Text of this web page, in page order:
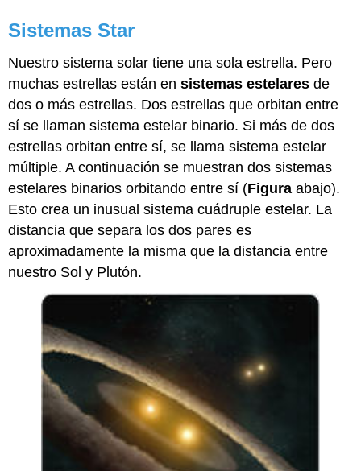
Sistemas Star
Nuestro sistema solar tiene una sola estrella. Pero
muchas estrellas están ensistemas estelares de
dos o más estrellas. Dos estrellas que orbitan entre
sí se llaman sistema estelar binario. Si más de dos
estrellas orbitan entre sí, se llama sistema estelar
múltiple. A continuación se muestran dos sistemas
estelares binarios orbitando entre sí (Figura abajo).
Esto crea un inusual sistema cuádruple estelar. La
distancia que separa los dos pares es
aproximadamente la misma que la distancia entre
nuestro Sol y Plutón.